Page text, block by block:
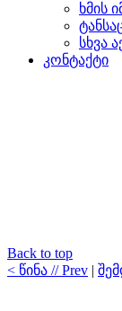
ხმის
სხვა
კონტაქტი
Back to top
< წინა // Prev |